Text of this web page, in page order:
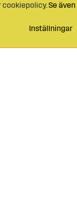
cookiepolicy. Se även
Inställningar